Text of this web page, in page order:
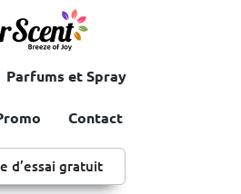
Parfums et Spray
Contact
d’essai gratuit